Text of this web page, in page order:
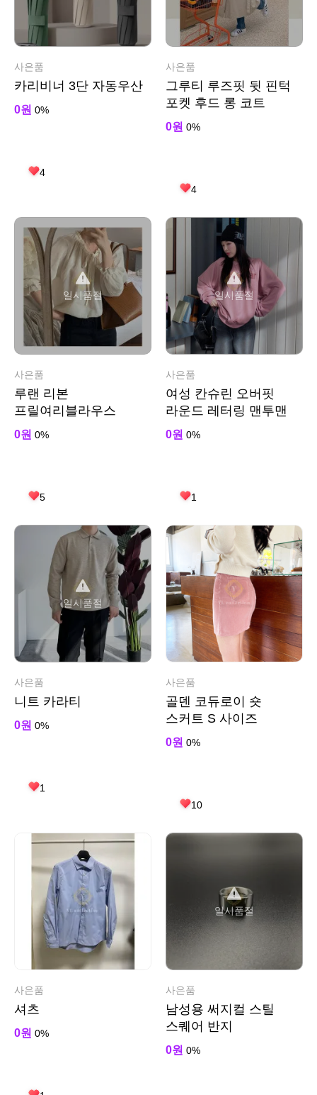
사은품
카리비너 3단 자동우산
0원 0%
4
사은품
그루티 루즈핏 뒷 핀턱
포켓 후드 롱 코트
0원 0%
4
일시품절
사은품
루랜 리본
프릴여리블라우스
0원 0%
5
일시품절
사은품
여성 칸슈린 오버핏
라운드 레터링 맨투맨
0원 0%
1
일시품절
사은품
니트 카라티
0원 0%
1
사은품
골덴 코듀로이 숏
스커트 S 사이즈
0원 0%
10
사은품
셔츠
0원 0%
일시품절
사은품
남성용 써지컬 스틸
스퀘어 반지
0원 0%